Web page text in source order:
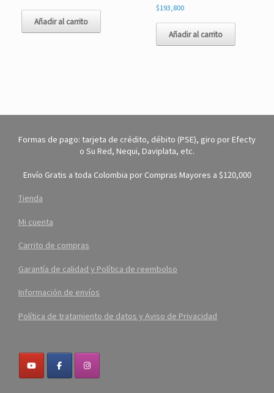
Añadir al carrito
$193,800
Añadir al carrito
Formas de pago: tarjeta de crédito, débito (PSE), giro por Efecty
o Su Red, Nequi, Daviplata, etc.
Envío Gratis a toda Colombia por Compras Mayores a $120,000
Tienda
Mi cuenta
Carrito de compras
Garantía de calidad y Política de reembolso
Información de envíos
Política de tratamiento de datos y Aviso de Privacidad